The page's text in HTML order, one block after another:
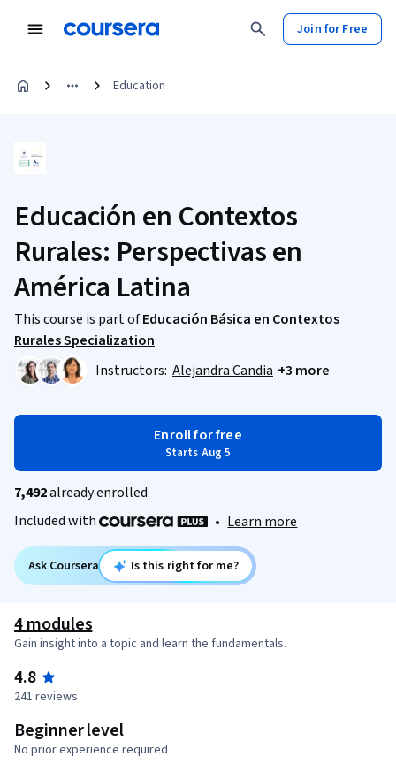
Join for Free
Education
Educación en Contextos
Rurales: Perspectivas en
América Latina
This course is part ofEducación Básica en Contextos
Rurales Specialization
Instructors: Alejandra Candia +3 more
Enroll for free
Starts Aug 5
7,492already enrolled
Included with
• Learn more
Ask Coursera Is this right for me?
4 modules
Gain insight into a topic and learn the fundamentals.
4.8
241 reviews
Beginner level
No prior experience required